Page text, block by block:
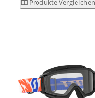
Produkte Vergleichen